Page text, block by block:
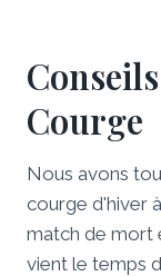
Courge
Nous avons
courge d'hiver
match de mort
vient le temps